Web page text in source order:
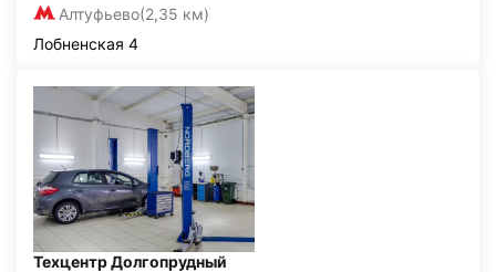
Алтуфьево(2,35 км)
Лобненская 4
Техцентр Долгопрудный